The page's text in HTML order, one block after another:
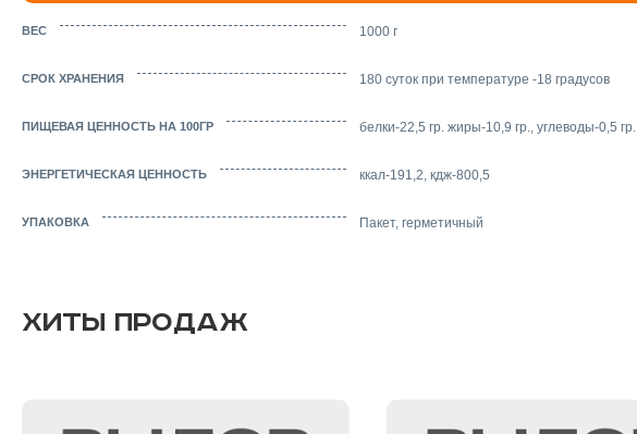
ВЕС 1000 г
СРОК ХРАНЕНИЯ 180 суток при температуре -18 градусов
ПИЩЕВАЯ ЦЕННОСТЬ НА 100ГР белки-22,5 гр. жиры-10,9 гр., углеводы-0,5 гр.
ЭНЕРГЕТИЧЕСКАЯ ЦЕННОСТЬ ккал-191,2, кдж-800,5
УПАКОВКА Пакет, герметичный
ХИТЫ ПРОДАЖ